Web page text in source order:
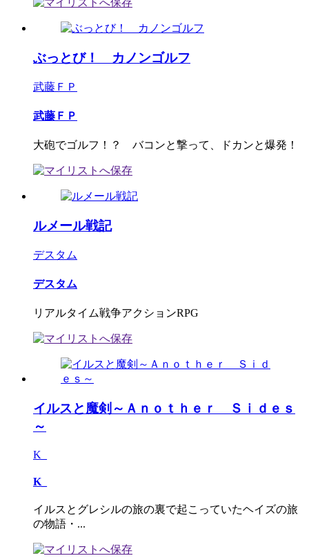
ぶっとび！ カノンゴルフ
武藤ＦＰ
武藤ＦＰ
大砲でゴルフ！？ バコンと撃って、ドカンと爆発！
ルメール戦記
デスタム
デスタム
リアルタイム戦争アクションRPG
イルスと魔剣～Ａｎｏｔｈｅｒ Ｓｉｄｅｓ
～
K_
K_
イルスとグレシルの旅の裏で起こっていたヘイズの旅
の物語・...